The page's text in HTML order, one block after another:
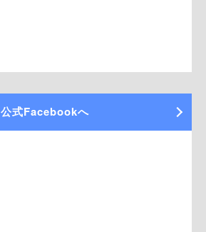
公式Facebookへ